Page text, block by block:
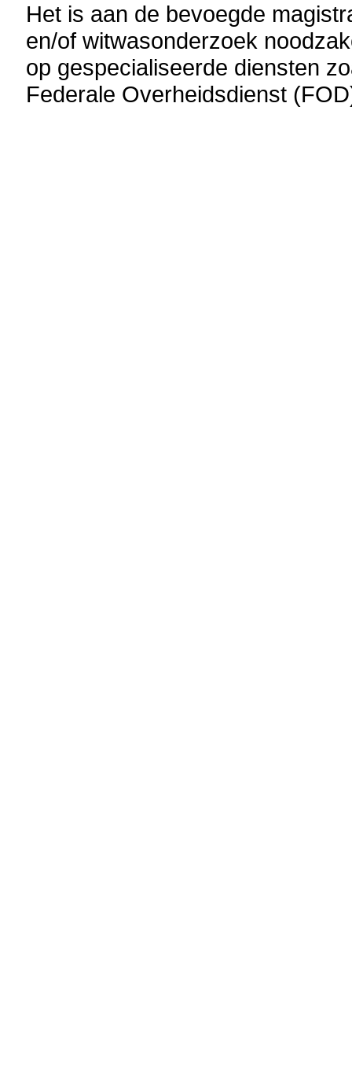
Het is aan de bevoegde
en/of witwasonderzoek
op gespecialiseerde diensten
Federale Overheidsdienst